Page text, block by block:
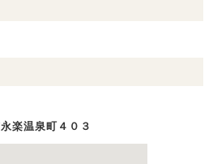
楽温泉町４０３